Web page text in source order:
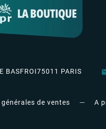
BASFROI75011 PARIS
de ventes A